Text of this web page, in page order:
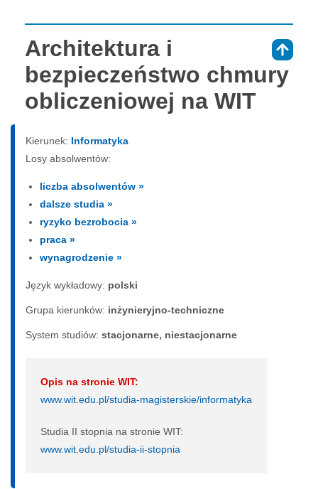
Architektura i
bezpieczeństwo chmury
obliczeniowej na WIT
Kierunek: Informatyka
Losy absolwentów:
liczba absolwentów »
dalsze studia »
ryzyko bezrobocia »
praca »
wynagrodzenie »
Język wykładowy: polski
Grupa kierunków: inżynieryjno-techniczne
System studiów: sta­cjo­nar­ne, nie­sta­cjo­nar­ne
Opis na stronie WIT:
www.wit.edu.pl/studia-magisterskie/informatyka
Studia II stopnia na stronie WIT:
www.wit.edu.pl/studia-ii-stopnia